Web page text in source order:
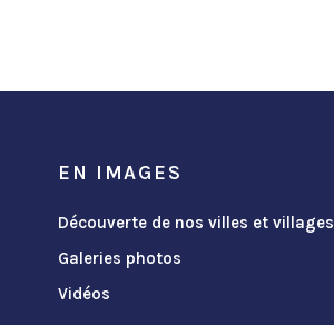
EN IMAGES
Découverte de nos villes et villages
Galeries photos
Vidéos